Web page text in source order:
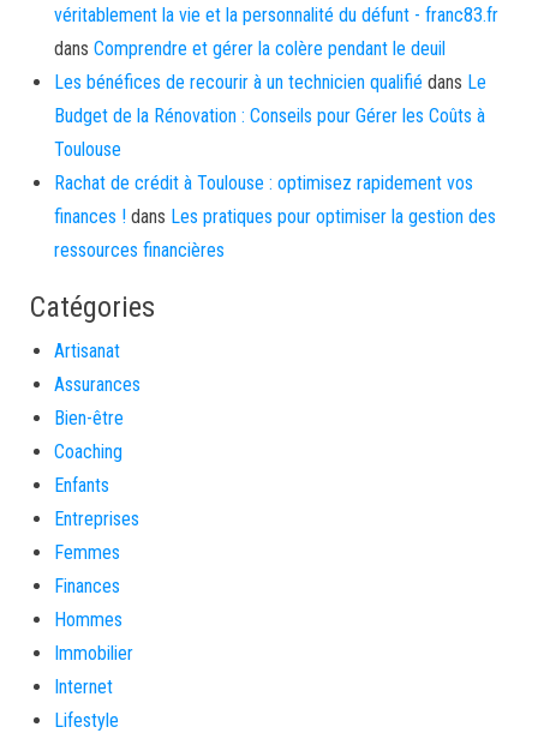
véritablement la vie et la personnalité du défunt - franc83.fr
dans Comprendre et gérer la colère pendant le deuil
Les bénéfices de recourir à un technicien qualifié dans Le
Budget de la Rénovation : Conseils pour Gérer les Coûts à
Toulouse
Rachat de crédit à Toulouse : optimisez rapidement vos
finances ! dans Les pratiques pour optimiser la gestion des
ressources financières
Catégories
Artisanat
Assurances
Bien-être
Coaching
Enfants
Entreprises
Femmes
Finances
Hommes
Immobilier
Internet
Lifestyle